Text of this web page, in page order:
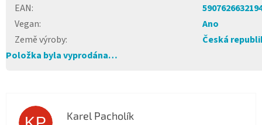
EAN:
Vegan:
Ano
Země výroby:
Česká
Položka byla vyprodána…
Karel Pacholík